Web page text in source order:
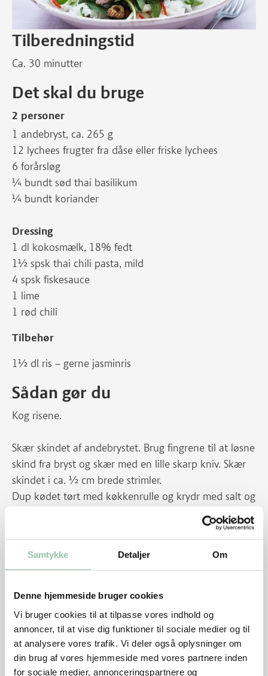
Samtykke Detaljer Om
Denne hjemmeside bruger cookies
Vi bruger cookies til at tilpasse vores indhold og
annoncer, til at vise dig funktioner til sociale medier og til
at analysere vores trafik. Vi deler også oplysninger om
din brug af vores hjemmeside med vores partnere inden
for sociale medier, annonceringspartnere og
Tilberedningstid
Ca. 30 minutter
Det skal du bruge
2 personer
1 andebryst, ca. 265 g
12 lychees frugter fra dåse eller friske lychees
6 forårsløg
¼ bundt sød thai basilikum
¼ bundt koriander
Dressing
1 dl kokosmælk, 18% fedt
1½ spsk thai chili pasta, mild
4 spsk fiskesauce
1 lime
1 rød chili
Tilbehør
1½ dl ris – gerne jasminris
Sådan gør du
Kog risene.
Skær skindet af andebrystet. Brug fingrene til at løsne
skind fra bryst og skær med en lille skarp kniv. Skær
skindet i ca. ½ cm brede strimler.
Dup kødet tørt med køkkenrulle og krydr med salt og
peber. Varm en pande op ved god varme. Læg
skindet på panden, så der smelter fedt fra. Lad
midt på panden i 1 minut på hver side ved god
minutter på hver side. Tag kødet af panden. Læg evt.
stanniol over, hvis kødet ønskes meget svagt
rosa/gennemstegt.
Skru op for temperaturen på panden og steg skindet
sprødt og gyldent. Læg det på køkkenrulle før